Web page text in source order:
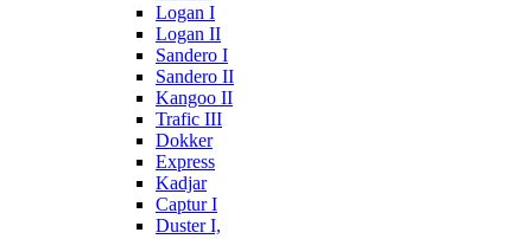
Logan I
Logan II
Sandero I
Sandero II
Kangoo II
Trafic III
Dokker
Express
Kadjar
Captur I
Duster I,